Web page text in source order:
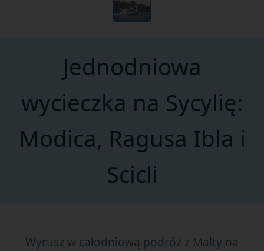
Jednodniowa
wycieczka na Sycylię:
Modica, Ragusa Ibla i
Scicli
Wyrusz w całodniową podróż z Malty na